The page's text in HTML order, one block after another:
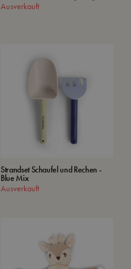
Ausverkauft
Strandset Schaufel und Rechen -
Blue Mix
Ausverkauft